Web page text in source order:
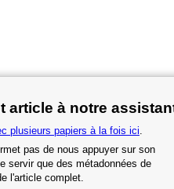
article à notre
plusieurs papiers à la fois ici.
pas de nous appuyer sur son
servir que des métadonnées de
l'article complet.